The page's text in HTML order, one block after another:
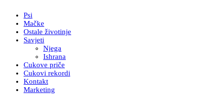
Psi
Mačke
Ostale životinje
Savjeti
Njega
Ishrana
Cukove priče
Cukovi rekordi
Kontakt
Marketing